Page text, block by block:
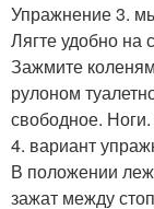
Упражнение 3.
Лягте удобно на
Зажмите
рулоном
свободное.
4. вариант
В положении
зажат между